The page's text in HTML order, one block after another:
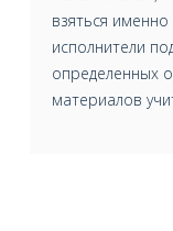
взяться
исполнители
определенных
материалов